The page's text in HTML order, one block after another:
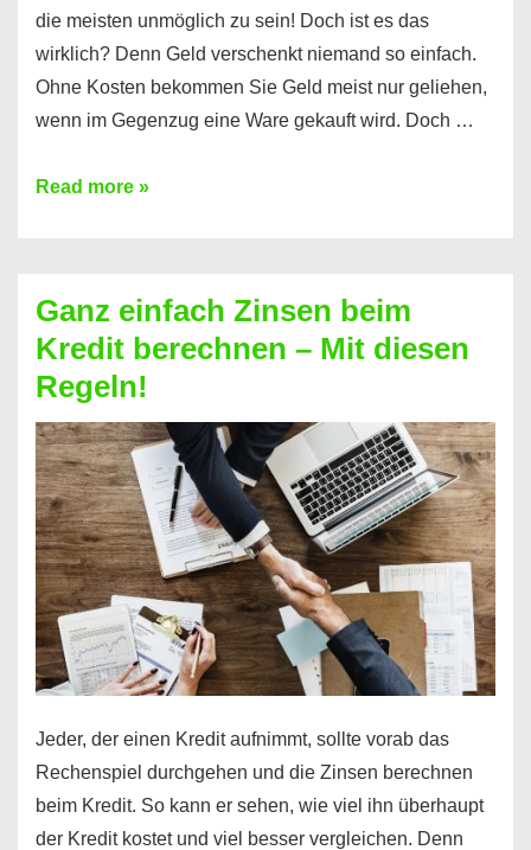
die meisten unmöglich zu sein! Doch ist es das
wirklich? Denn Geld verschenkt niemand so einfach.
Ohne Kosten bekommen Sie Geld meist nur geliehen,
wenn im Gegenzug eine Ware gekauft wird. Doch …
Einen
bekommen?
So
ist
es
möglich!
Read more »
Ganz einfach Zinsen beim
Kredit berechnen – Mit diesen
Regeln!
Jeder, der einen Kredit aufnimmt, sollte vorab das
Rechenspiel durchgehen und die Zinsen berechnen
beim Kredit. So kann er sehen, wie viel ihn überhaupt
der Kredit kostet und viel besser vergleichen. Denn